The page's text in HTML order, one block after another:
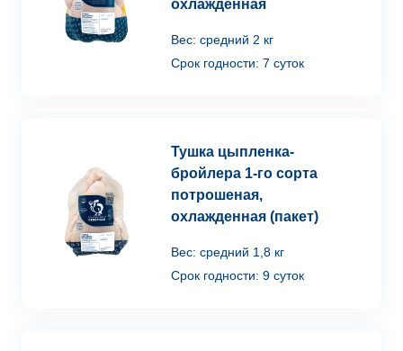
охлажденная
Вес: средний 2 кг
Срок годности: 7 суток
Тушка цыпленка-
бройлера 1-го сорта
потрошеная,
охлажденная (пакет)
Вес: средний 1,8 кг
Срок годности: 9 суток